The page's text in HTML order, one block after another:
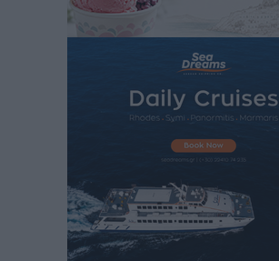
οικογενειακούς προϋπολογισμούς
Ειδήσεις• πριν 14 ώρες
Δυνάμεις στη νήσο Ρω
34.000 αναχωρούν σήμερα μόνο από
Ειδήσεις• πριν 14 ώρες